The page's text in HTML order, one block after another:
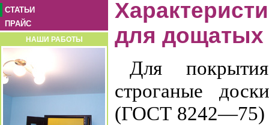
СТАТЬИ
ПРАЙС
НАШИ РАБОТЫ
для дощатых
Для
строганые
(ГОСТ 8242—75)